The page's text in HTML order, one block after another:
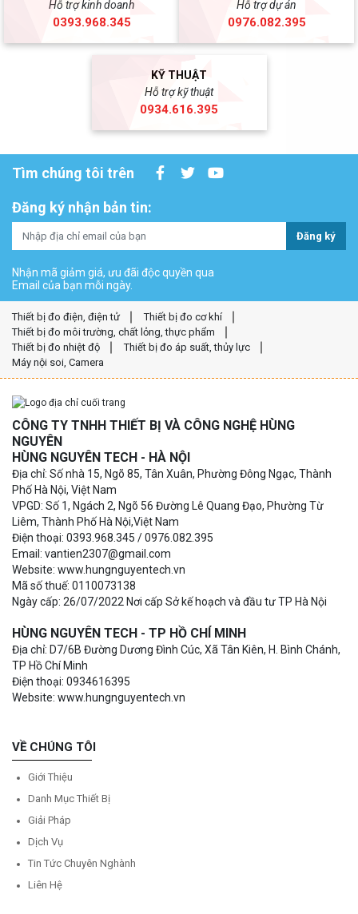
Hỗ trợ kinh doanh
0393.968.345
Hỗ trợ dự án
0976.082.395
KỸ THUẬT
Hỗ trợ kỹ thuật
0934.616.395
Tìm chúng tôi trên
Đăng ký nhận bản tin:
Đăng ký
Nhận mã giảm giá, ưu đãi độc quyền qua
Email của bạn mỗi ngày.
Thiết bị đo điện, điện tử
Thiết bị đo cơ khí
Thiết bị đo môi trường, chất lỏng, thực phẩm
Thiết bị đo nhiệt độ
Thiết bị đo áp suất, thủy lực
Máy nội soi, Camera
CÔNG TY TNHH THIẾT BỊ VÀ CÔNG NGHỆ HÙNG
NGUYÊN
HÙNG NGUYÊN TECH - HÀ NỘI
Địa chỉ: Số nhà 15, Ngõ 85, Tân Xuân, Phường Đông Ngạc, Thành
Phố Hà Nội, Việt Nam
VPGD: Số 1, Ngách 2, Ngõ 56 Đường Lê Quang Đạo, Phường Từ
Liêm, Thành Phố Hà Nội,Việt Nam
Điện thoại: 0393.968.345 / 0976.082.395
Email: vantien2307@gmail.com
Website: www.hungnguyentech.vn
Mã số thuế: 0110073138
Ngày cấp: 26/07/2022 Nơi cấp Sở kế hoạch và đầu tư TP Hà Nội
HÙNG NGUYÊN TECH - TP HỒ CHÍ MINH
Địa chỉ: D7/6B Đường Dương Đình Cúc, Xã Tân Kiên, H. Bình Chánh,
TP Hồ Chí Minh
Điện thoại: 0934616395
Website: www.hungnguyentech.vn
VỀ CHÚNG TÔI
Giới Thiệu
Danh Mục Thiết Bị
Giải Pháp
Dịch Vụ
Tin Tức Chuyên Nghành
Liên Hệ